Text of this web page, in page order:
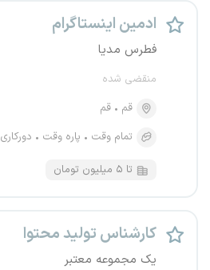
ادمین اینستاگرام
فطرس مدیا
منقضی شده
قم
قم
تمام وقت
پاره وقت دورکاری
تا ۵ میلیون تومان
کارشناس تولید محتوا
یک مجموعه معتبر